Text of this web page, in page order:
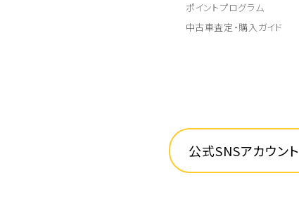
ポイントプログラム
中古車査定・購入ガイド
公式SNSアカウント